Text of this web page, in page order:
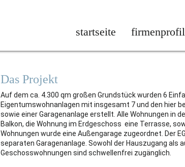
startseite firmenprofil
Das Projekt
Auf dem ca. 4.300 qm großen Grundstück wurden 6
Eigentumswohnanlagen mit insgesamt 7 und den hier
sowie einer Garagenanlage erstellt. Alle Wohnungen in
Balkon, die Wohnung im Erdgeschoss eine Terrasse,
Wohnungen wurde eine Außengarage zugeordnet. Der
separaten Garagenanlage. Sowohl der Hauszugang als
Geschosswohnungen sind schwellenfrei zugänglich.